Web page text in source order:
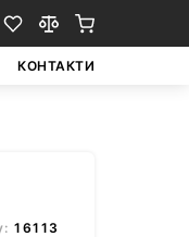
КОНТАКТИ
16113